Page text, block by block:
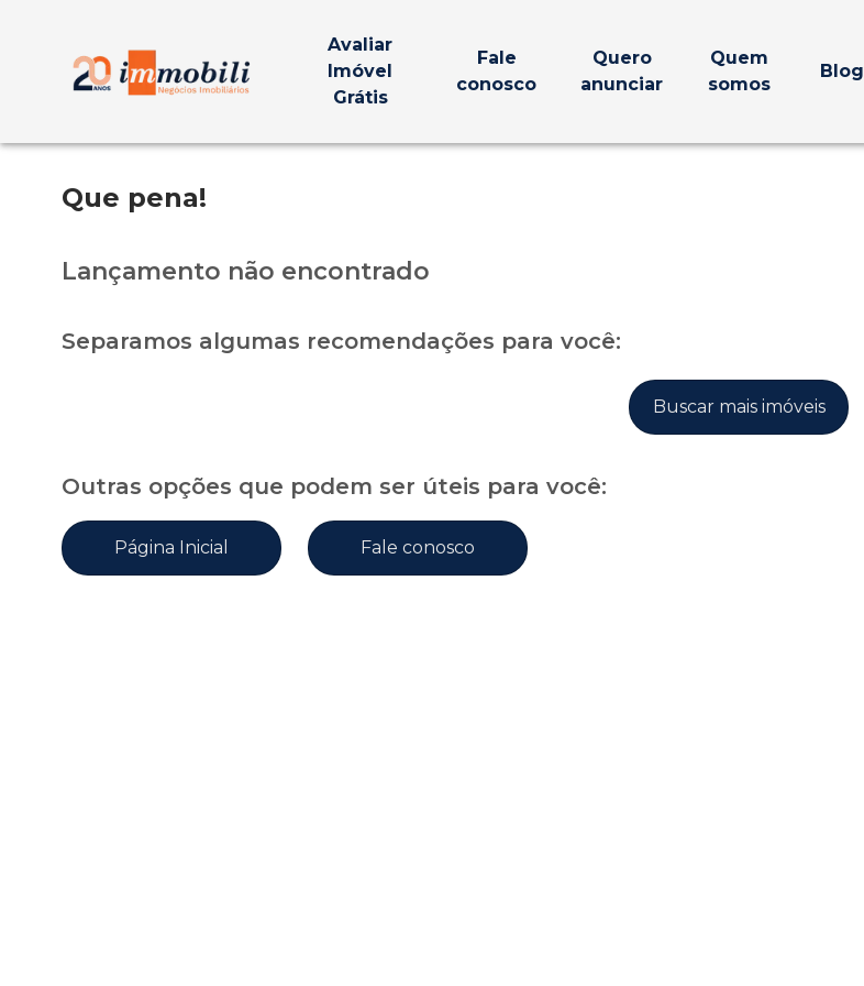
Avaliar
Imóvel
Grátis
Fale
conosco
Quero
anunciar
Quem
somos
Blog
Que pena!
Lançamento não encontrado
Separamos algumas recomendações para você:
Buscar mais imóveis
Outras opções que podem ser úteis para você:
Página Inicial Fale conosco